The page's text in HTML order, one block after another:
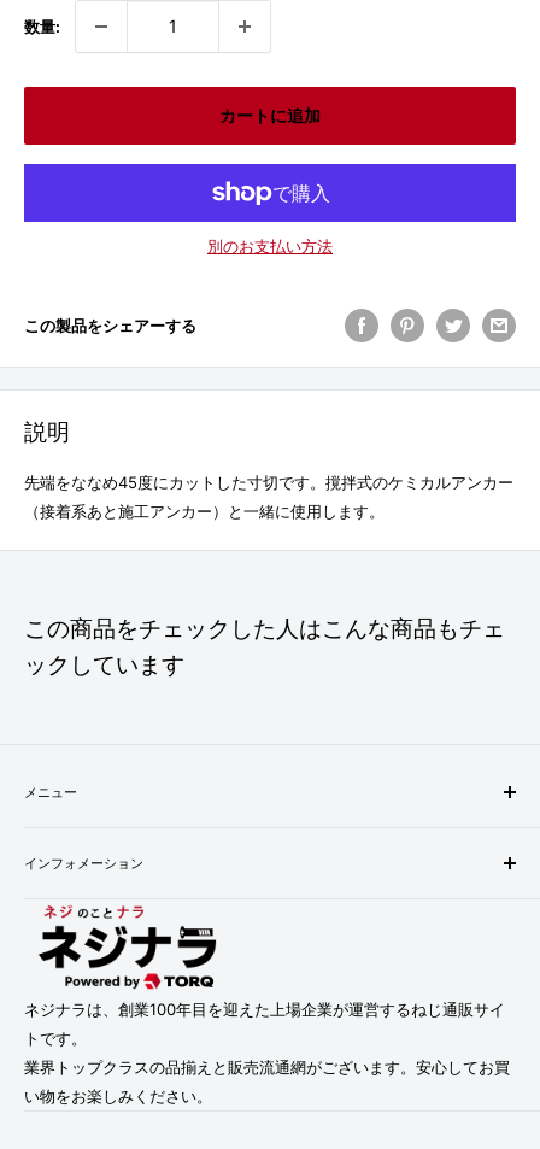
数量:
カートに追加
別のお支払い方法
この製品をシェアーする
説明
先端をななめ45度にカットした寸切です。撹拌式のケミカルアンカー
（接着系あと施工アンカー）と一緒に使用します。
この商品をチェックした人はこんな商品もチェ
ックしています
メニュー
配送・お支払い方法について
返品について
お問い合わせ
利用規約
インフォメーション
会社概要
プライバシーポリシー
利用規約
特定商取引法に基づく表記
ネジナラは、創業100年目を迎えた上場企業が運営するねじ通販サイ
トです。
業界トップクラスの品揃えと販売流通網がございます。安心してお買
い物をお楽しみください。